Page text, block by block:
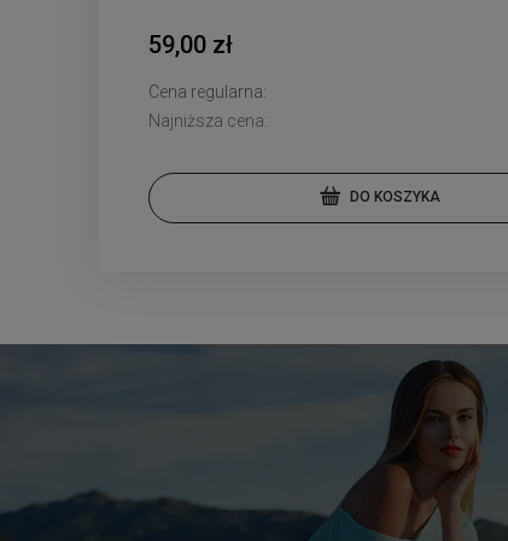
59,00 zł
Cena regularna:
Najniższa cena:
DO KOSZYKA